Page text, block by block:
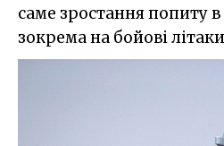
саме зростання попиту в
зокрема на бойові